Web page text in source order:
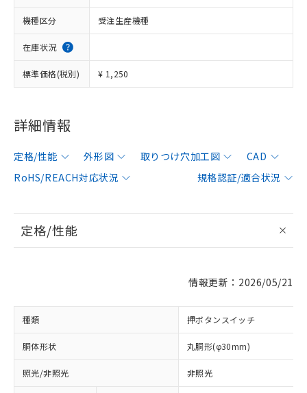
機種区分 受注生産機種
在庫状況
標準価格(税別) ¥ 1,250
詳細情報
定格/性能 外形図 取りつけ穴加工図
CAD
RoHS/REACH対応状況
規格認証/適合状況
定格/性能
情報更新：2026/05/21
種類 押ボタンスイッチ
胴体形状 丸胴形(φ30mm)
照光/非照光 非照光